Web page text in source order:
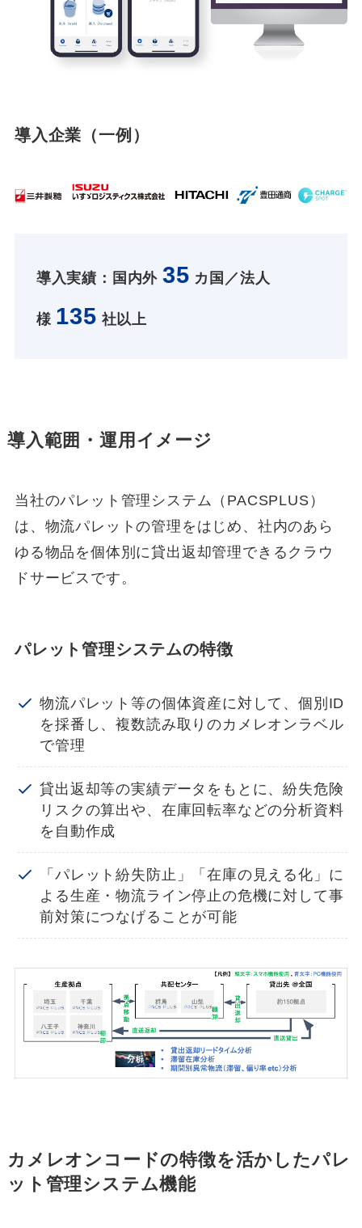
導入企業（一例）
導入実績：国内外35 カ国／法人
様 135 社以上
導入範囲・運用イメージ
当社のパレット管理システム（PACSPLUS）
は、物流パレットの管理をはじめ、社内のあら
ゆる物品を個体別に貸出返却管理できるクラウ
ドサービスです。
パレット管理システムの特徴
物流パレット等の個体資産に対して、個別ID
を採番し、複数読み取りのカメレオンラベル
で管理
貸出返却等の実績データをもとに、紛失危険
リスクの算出や、在庫回転率などの分析資料
を自動作成
「パレット紛失防止」「在庫の見える化」に
よる生産・物流ライン停止の危機に対して事
前対策につなげることが可能
カメレオンコードの特徴を活かしたパレ
ット管理システム機能